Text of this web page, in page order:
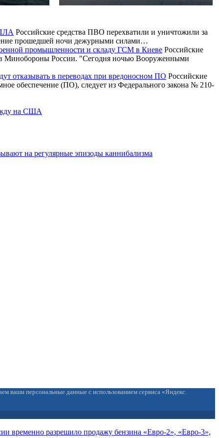
Российские средства ПВО перехватили и уничтожили за
прошедшей ночи дежурными силами…
промышленности и складу ГСМ в Киеве Российские
Минобороны России. "Сегодня ночью Вооруженными
отказывать в переводах при вредоносном ПО Российские
обеспечение (ПО), следует из Федерального закона № 210-
на США
на регулярные эпизоды каннибализма
ваши персональные данные с использованием сервиса «Яндекс.
временно разрешило продажу бензина «Евро-2», «Евро-3»,